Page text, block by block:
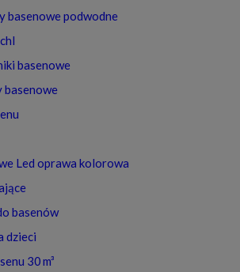
basenowe podwodne
basenowe
basenowe
Led oprawa kolorowa
basenów
dzieci
30 m³